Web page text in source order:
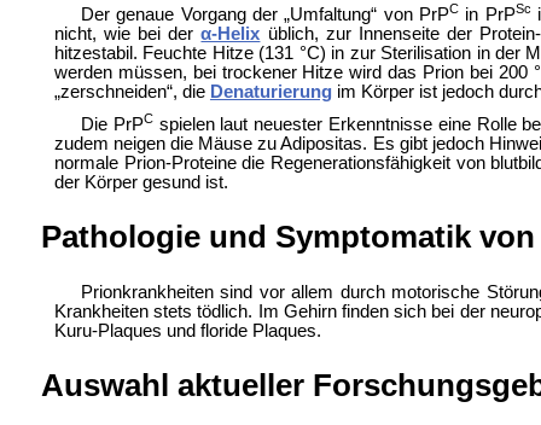
Der genaue Vorgang der „Umfaltung“ von PrPCin PrPSc
nicht, wie bei derα-Helix üblich, zur Innenseite der
hitzestabil. Feuchte Hitze (131 °C) in zur Sterilisation in der
werden müssen, bei trockener Hitze wird das Prion bei
„zerschneiden“, die Denaturierungim Körper ist jedoch
Die PrPCspielen laut neuester Erkenntnisse eine Rolle
zudem neigen die Mäuse zuAdipositas. Es gibt jedoch
normale Prion-Proteine die Regenerationsfähigkeit von
der Körper gesund ist.
Pathologie und Symptomatik
Prionkrankheiten sind vor allem durch motorische
Krankheiten stets tödlich. Im Gehirn finden sich bei der
Kuru-Plaques und floride Plaques.
Auswahl aktueller